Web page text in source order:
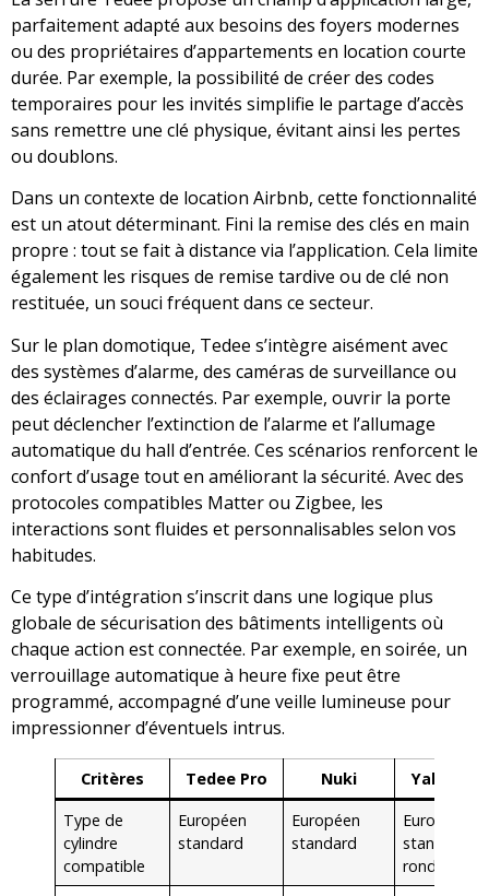
parfaitement adapté aux besoins des foyers modernes
ou des propriétaires d’appartements en location courte
durée. Par exemple, la possibilité de créer des codes
temporaires pour les invités simplifie le partage d’accès
sans remettre une clé physique, évitant ainsi les pertes
ou doublons.
Dans un contexte de location Airbnb, cette fonctionnalité
est un atout déterminant. Fini la remise des clés en main
propre : tout se fait à distance via l’application. Cela limite
également les risques de remise tardive ou de clé non
restituée, un souci fréquent dans ce secteur.
Sur le plan domotique, Tedee s’intègre aisément avec
des systèmes d’alarme, des caméras de surveillance ou
des éclairages connectés. Par exemple, ouvrir la porte
peut déclencher l’extinction de l’alarme et l’allumage
automatique du hall d’entrée. Ces scénarios renforcent le
confort d’usage tout en améliorant la sécurité. Avec des
protocoles compatibles Matter ou Zigbee, les
interactions sont fluides et personnalisables selon vos
habitudes.
Ce type d’intégration s’inscrit dans une logique plus
globale de sécurisation des bâtiments intelligents où
chaque action est connectée. Par exemple, en soirée, un
verrouillage automatique à heure fixe peut être
programmé, accompagné d’une veille lumineuse pour
impressionner d’éventuels intrus.
Critères Tedee Pro Nuki
Yale
Type de
cylindre
compatible
Européen
standard
Européen
standard
Européen
standard &
rond